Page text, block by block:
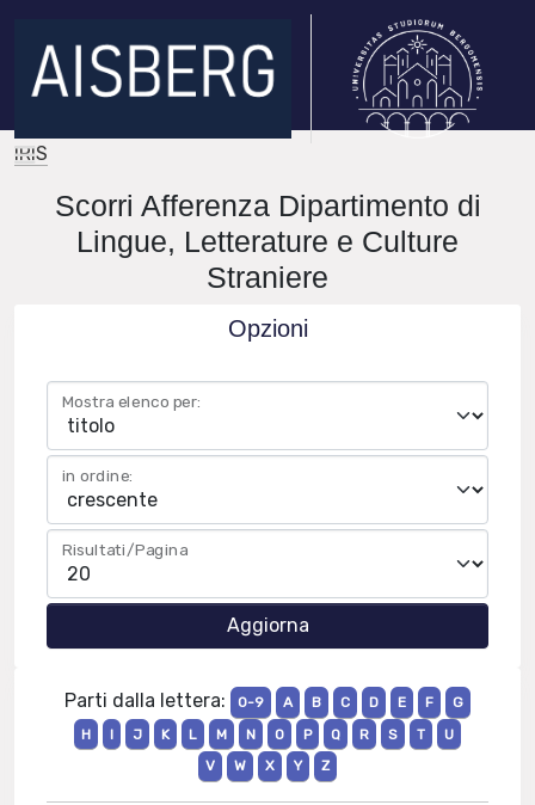
IRIS
Scorri Afferenza Dipartimento di
Lingue, Letterature e Culture
Straniere
Opzioni
Mostra elenco per:
in ordine:
Risultati/Pagina
Parti dalla lettera: 0-9 A B C D E F
G
H
I J K L M N O P Q R S T
U
V
W X Y Z